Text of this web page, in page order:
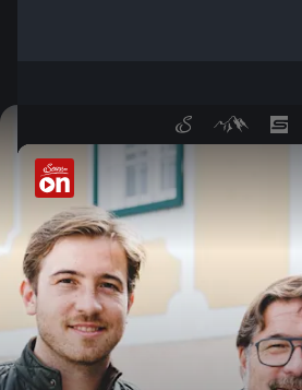
Das Weingut